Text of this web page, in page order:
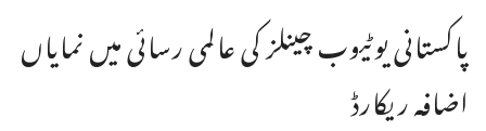
پاکستانی یوٹیوب چینلز کی عالمی رسائی میں نمایاں
اضافہ ریکارڈ